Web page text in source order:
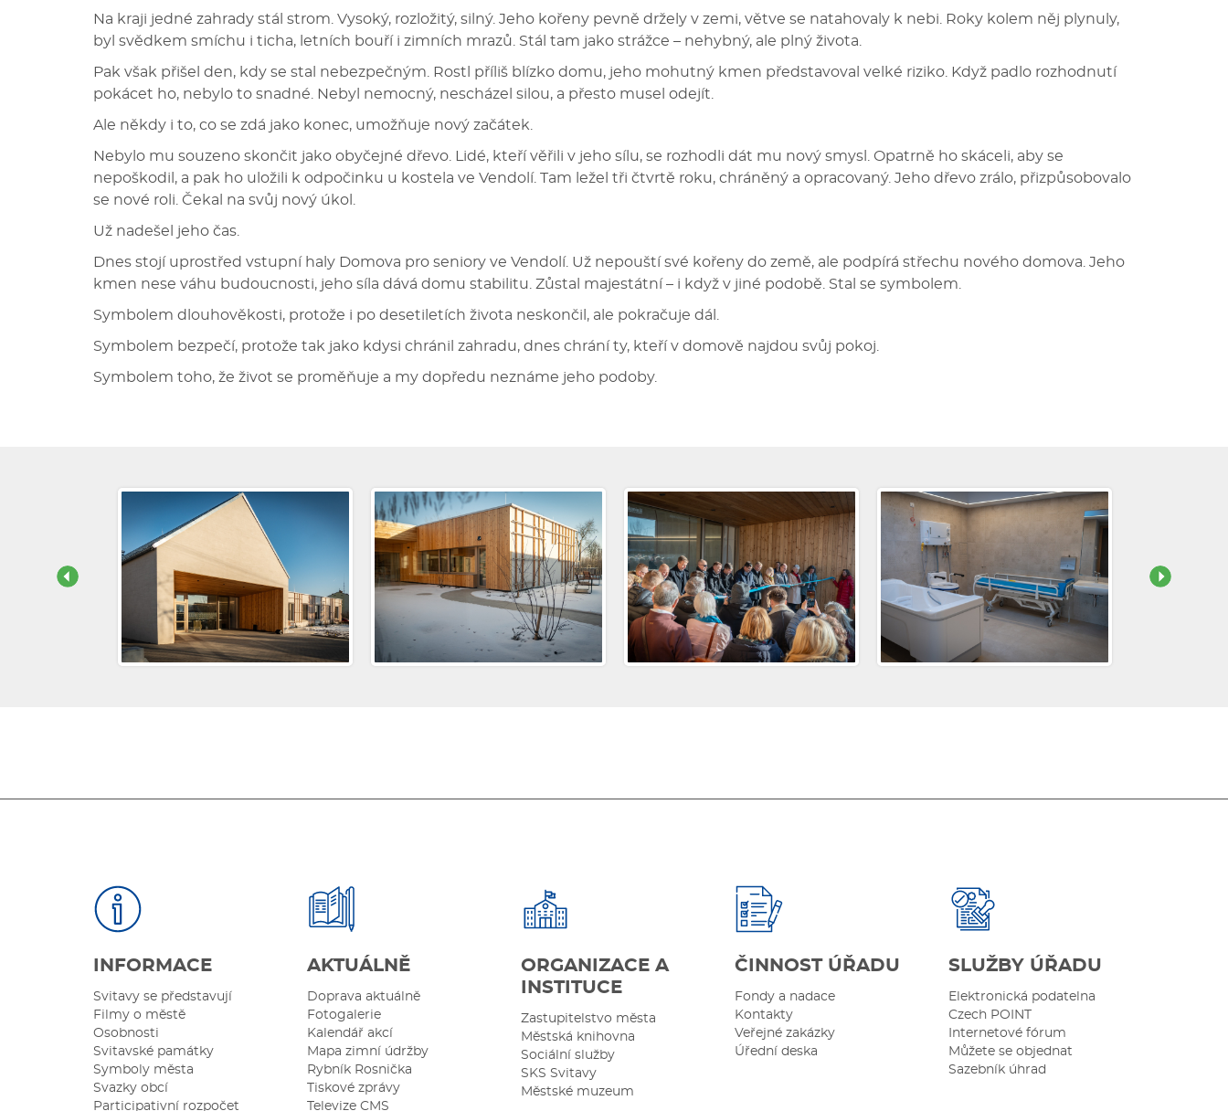
Na kraji jedné zahrady stál strom. Vysoký, rozložitý, silný. Jeho kořeny pevně držely v zemi, větve se natahovaly k nebi. Roky kolem něj plynuly,
byl svědkem smíchu i ticha, letních bouří i zimních mrazů. Stál tam jako strážce – nehybný, ale plný života.
Pak však přišel den, kdy se stal nebezpečným. Rostl příliš blízko domu, jeho mohutný kmen představoval velké riziko. Když padlo rozhodnutí
pokácet ho, nebylo to snadné. Nebyl nemocný, nescházel silou, a přesto musel odejít.
Ale někdy i to, co se zdá jako konec, umožňuje nový začátek.
Nebylo mu souzeno skončit jako obyčejné dřevo. Lidé, kteří věřili v jeho sílu, se rozhodli dát mu nový smysl. Opatrně ho skáceli, aby se
nepoškodil, a pak ho uložili k odpočinku u kostela ve Vendolí. Tam ležel tři čtvrtě roku, chráněný a opracovaný. Jeho dřevo zrálo, přizpůsobovalo
se nové roli. Čekal na svůj nový úkol.
Už nadešel jeho čas.
Dnes stojí uprostřed vstupní haly Domova pro seniory ve Vendolí. Už nepouští své kořeny do země, ale podpírá střechu nového domova. Jeho
kmen nese váhu budoucnosti, jeho síla dává domu stabilitu. Zůstal majestátní – i když v jiné podobě. Stal se symbolem.
Symbolem dlouhověkosti, protože i po desetiletích života neskončil, ale pokračuje dál.
Symbolem bezpečí, protože tak jako kdysi chránil zahradu, dnes chrání ty, kteří v domově najdou svůj pokoj.
Symbolem toho, že život se proměňuje a my dopředu neznáme jeho podoby.
INFORMACE
Svitavy se představují
Filmy o městě
Osobnosti
Svitavské památky
Symboly města
Svazky obcí
Participativní rozpočet
AKTUÁLNĚ
Doprava aktuálně
Fotogalerie
Kalendář akcí
Mapa zimní údržby
Rybník Rosnička
Tiskové zprávy
Televize CMS
ORGANIZACE A
INSTITUCE
Zastupitelstvo města
Městská knihovna
Sociální služby
SKS Svitavy
Městské muzeum
ČINNOST ÚŘADU
Fondy a nadace
Kontakty
Veřejné zakázky
Úřední deska
SLUŽBY ÚŘADU
Elektronická podatelna
Czech POINT
Internetové fórum
Můžete se objednat
Sazebník úhrad